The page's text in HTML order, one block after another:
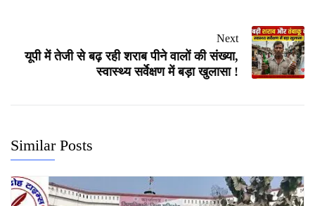
Next
यूपी में तेजी से बढ़ रही शराब पीने वालों की संख्या,
स्वास्थ्य सर्वेक्षण में बड़ा खुलासा !
Similar Posts